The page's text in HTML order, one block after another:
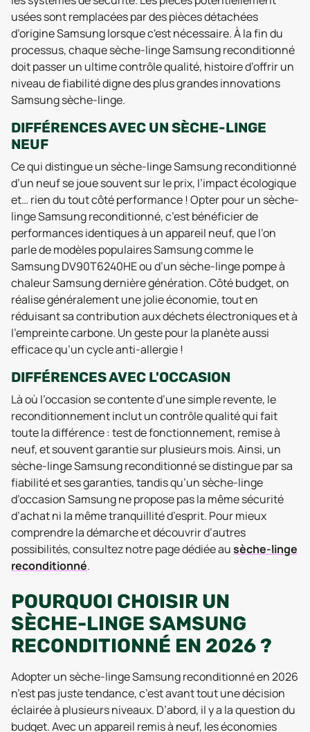
usées sont remplacées par des pièces détachées
d’origine Samsung lorsque c'est nécessaire. À la fin du
processus, chaque sèche-linge Samsung reconditionné
doit passer un ultime contrôle qualité, histoire d’offrir un
niveau de fiabilité digne des plus grandes innovations
Samsung sèche-linge.
DIFFÉRENCES AVEC UN SÈCHE-LINGE
NEUF
Ce qui distingue un sèche-linge Samsung reconditionné
d’un neuf se joue souvent sur le prix, l’impact écologique
et… rien du tout côté performance ! Opter pour un sèche-
linge Samsung reconditionné, c’est bénéficier de
performances identiques à un appareil neuf, que l’on
parle de modèles populaires Samsung comme le
Samsung DV90T6240HE ou d’un sèche-linge pompe à
chaleur Samsung dernière génération. Côté budget, on
réalise généralement une jolie économie, tout en
réduisant sa contribution aux déchets électroniques et à
l’empreinte carbone. Un geste pour la planète aussi
efficace qu’un cycle anti-allergie !
DIFFÉRENCES AVEC L'OCCASION
Là où l’occasion se contente d’une simple revente, le
reconditionnement inclut un contrôle qualité qui fait
toute la différence : test de fonctionnement, remise à
neuf, et souvent garantie sur plusieurs mois. Ainsi, un
sèche-linge Samsung reconditionné se distingue par sa
fiabilité et ses garanties, tandis qu’un sèche-linge
d’occasion Samsung ne propose pas la même sécurité
d’achat ni la même tranquillité d’esprit. Pour mieux
comprendre la démarche et découvrir d’autres
possibilités, consultez notre page dédiée ausèche-linge
reconditionné.
POURQUOI CHOISIR UN
SÈCHE-LINGE SAMSUNG
RECONDITIONNÉ EN 2026 ?
Adopter un sèche-linge Samsung reconditionné en 2026
n’est pas juste tendance, c’est avant tout une décision
éclairée à plusieurs niveaux. D’abord, il y a la question du
budget. Avec un appareil remis à neuf, les économies